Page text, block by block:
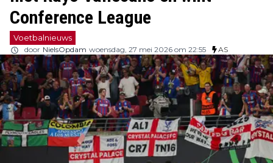
Conference League
Voetbalnieuws
door NielsOpdam woensdag, 27 mei 2026 om 22:55 AS